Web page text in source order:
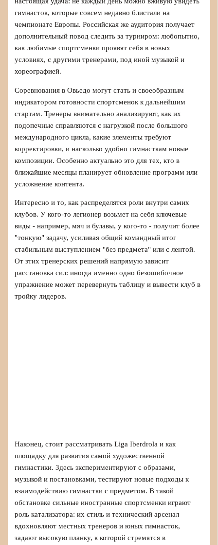
гимнасток, которые совсем недавно блистали на
чемпионате Европы. Российская же аудитория получает
дополнительный повод следить за турниром: любопытно,
как любимые спортсменки проявят себя в новых
условиях, с другими тренерами, под иной музыкой и
хореографией.
Соревнования в Овьедо могут стать и своеобразным
индикатором готовности спортсменок к дальнейшим
стартам. Тренеры внимательно анализируют, как их
подопечные справляются с нагрузкой после большого
международного цикла, какие элементы требуют
корректировки, и насколько удобно гимнасткам новые
композиции. Особенно актуально это для тех, кто в
ближайшие месяцы планирует обновление программ или
усложнение контента.
Интересно и то, как распределятся роли внутри самих
клубов. У кого-то легионер возьмет на себя ключевые
виды - например, мяч и булавы, у кого-то - получит более
"тонкую" задачу, усиливая общий командный итог
стабильным выступлением "без предмета" или с лентой.
От этих тренерских решений напрямую зависит
расстановка сил: иногда именно одно безошибочное
упражнение может перевернуть таблицу и вывести клуб в
тройку лидеров.
Наконец, стоит рассматривать Liga Iberdrola и как
площадку для развития самой художественной
гимнастики. Здесь экспериментируют с образами,
музыкой и постановками, тестируют новые подходы к
взаимодействию гимнастки с предметом. В такой
обстановке сильные иностранные спортсменки играют
роль катализатора: их стиль и технический арсенал
вдохновляют местных тренеров и юных гимнасток,
задают высокую планку, к которой стремятся в